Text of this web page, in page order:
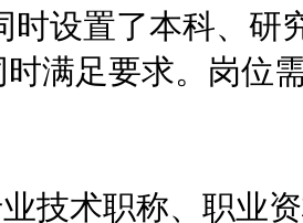
置了本科、研
满足要求。岗位
术职称、职业资